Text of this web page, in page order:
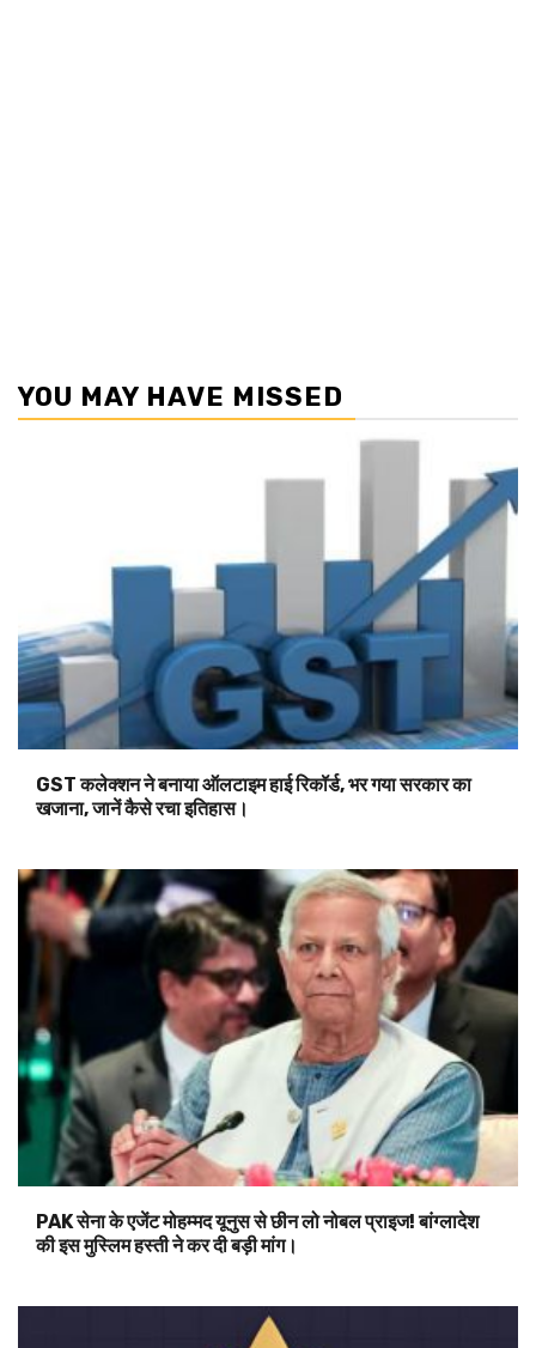
YOU MAY HAVE MISSED
GST कलेक्शन ने बनाया ऑलटाइम हाई रिकॉर्ड, भर गया सरकार का
खजाना, जानें कैसे रचा इतिहास।
PAK सेना के एजेंट मोहम्मद यूनुस से छीन लो नोबल प्राइज! बांग्लादेश
की इस मुस्लिम हस्ती ने कर दी बड़ी मांग।